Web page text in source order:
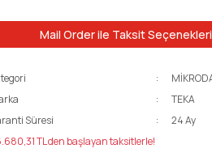
Mail Order ile Taksit Seçenekleri
TEKA
Süresi
24 Ay
TL den başlayan taksitlerle!